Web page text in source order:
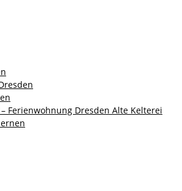
Ferienwohnung Dresden Alte Kelterei